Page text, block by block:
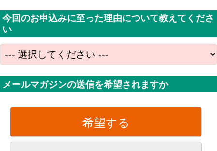
今回のお申込みに至った理由について教えてくださ
い
メールマガジンの送信を希望されますか
希望する